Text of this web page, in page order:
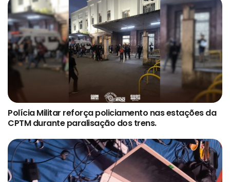
Polícia Militar reforça policiamento nas estações da
CPTM durante paralisação dos trens.